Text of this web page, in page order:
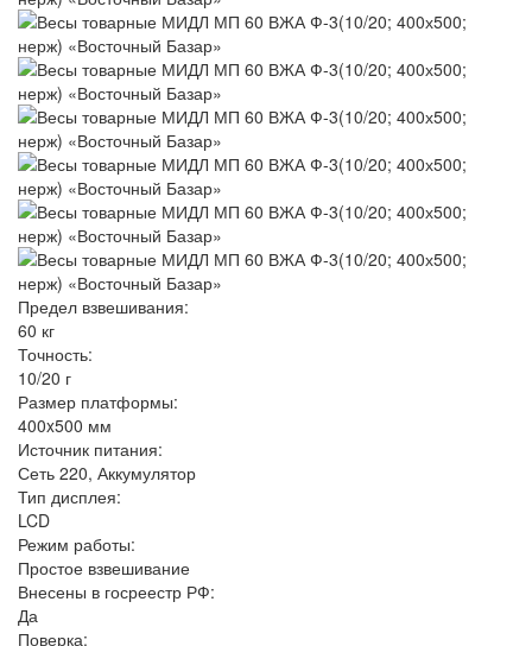
Предел взвешивания:
60 кг
Точность:
10/20 г
Размер платформы:
400x500 мм
Источник питания:
Сеть 220, Аккумулятор
Тип дисплея:
LCD
Режим работы:
Простое взвешивание
Внесены в госреестр РФ:
Да
Поверка: